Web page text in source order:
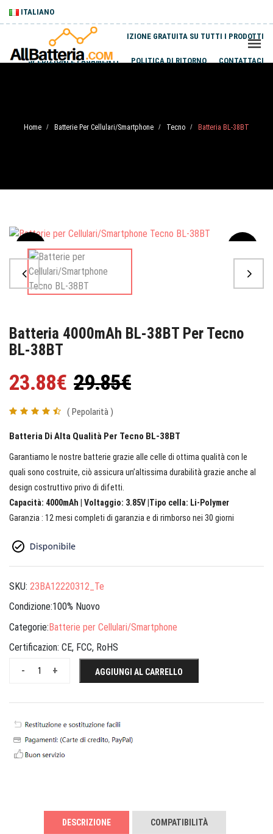
ITALIANO
SPEDIZIONE GRATUITA SU TUTTI I PRODOTTI
SPEDIZIONI E PAGAMENTI POLITICA DI RITORNO CONTATTACI
Home / Batterie Per Cellulari/Smartphone / Tecno / Batteria BL-38BT
Sale
Batteria 4000mAh BL-38BT Per Tecno
BL-38BT
23.88€ 29.85€
( Pepolarità )
Batteria Di Alta Qualità Per Tecno BL-38BT
Garantiamo le nostre batterie grazie alle celle di ottima qualità con le
quali sono costruite, ciò assicura un’altissima durabilità grazie anche al
design costruttivo privo di difetti.
Capacità: 4000mAh | Voltaggio: 3.85V |Tipo cella: Li-Polymer
Garanzia : 12 mesi completi di garanzia e di rimborso nei 30 giorni
SKU: 23BA12220312_Te
Condizione:100% Nuovo
Categorie:Batterie per Cellulari/Smartphone
Certificazion: CE, FCC, RoHS
+
- AGGIUNGI AL CARRELLO
DESCRIZIONE COMPATIBILITÀ